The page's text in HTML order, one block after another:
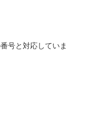
号と対応していま